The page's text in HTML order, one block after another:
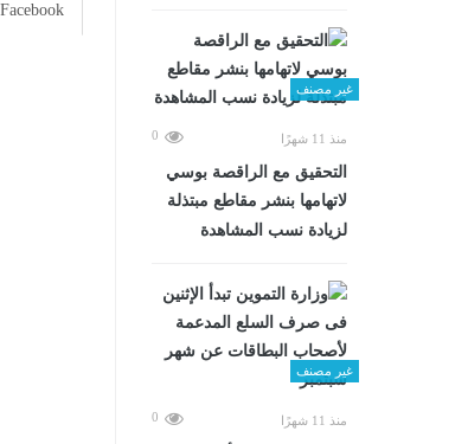
غير مصنف
منذ 11 شهرًا 0
التحقيق مع الراقصة بوسي
لاتهامها بنشر مقاطع مبتذلة
لزيادة نسب المشاهدة
غير مصنف
منذ 11 شهرًا 0
Facebook